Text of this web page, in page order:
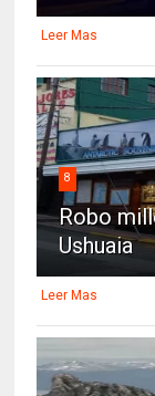
Leer Mas
8
Robo
Ushuaia
Leer Mas